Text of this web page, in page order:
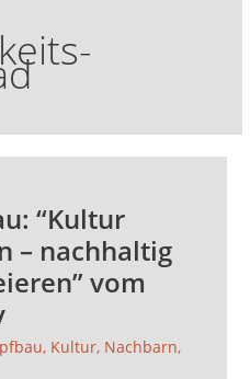
“Kultur
– nachhaltig
vom
, Kultur, Nachbarn,